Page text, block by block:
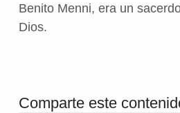
Benito Menni, era un
Dios.
Comparte este